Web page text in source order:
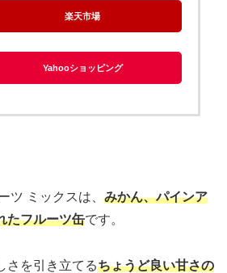
楽天市場
Yahooショッピング
ツ ミックスは、 みかん、パインア
たフルーツ缶です。
さを引き立てるちょうど良い甘さの